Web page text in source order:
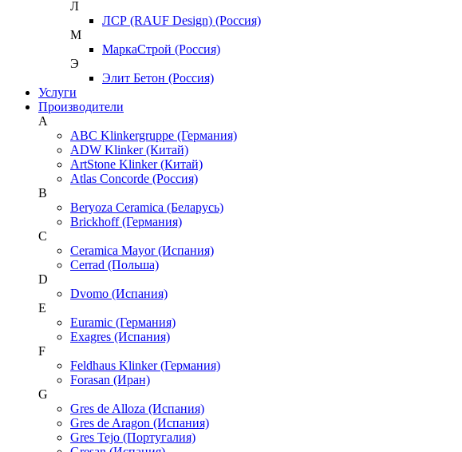
Л
ЛСР (RAUF Design) (Россия)
М
МаркаСтрой (Россия)
Э
Элит Бетон (Россия)
Услуги
Производители
A
ABC Klinkergruppe (Германия)
ADW Klinker (Китай)
ArtStone Klinker (Китай)
Atlas Concorde (Россия)
B
Beryoza Ceramica (Беларусь)
Brickhoff (Германия)
C
Ceramica Mayor (Испания)
Cerrad (Польша)
D
Dvomo (Испания)
E
Euramic (Германия)
Exagres (Испания)
F
Feldhaus Klinker (Германия)
Forasan (Иран)
G
Gres de Alloza (Испания)
Gres de Aragon (Испания)
Gres Tejo (Португалия)